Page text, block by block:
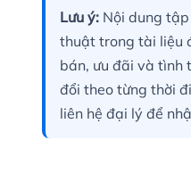
Lưu ý: Nội dung
thuật trong tài liệu
bán, ưu đãi và tình
đổi theo từng thời
liên hệ đại lý để